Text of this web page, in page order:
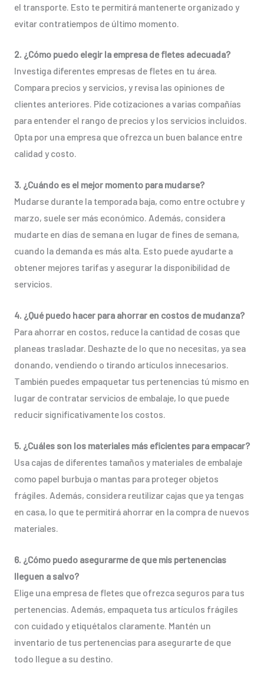
el transporte. Esto te permitirá mantenerte organizado y
evitar contratiempos de último momento.
2. ¿Cómo puedo elegir la empresa de fletes adecuada?
Investiga diferentes empresas de fletes en tu área.
Compara precios y servicios, y revisa las opiniones de
clientes anteriores. Pide cotizaciones a varias compañías
para entender el rango de precios y los servicios incluidos.
Opta por una empresa que ofrezca un buen balance entre
calidad y costo.
3. ¿Cuándo es el mejor momento para mudarse?
Mudarse durante la temporada baja, como entre octubre y
marzo, suele ser más económico. Además, considera
mudarte en días de semana en lugar de fines de semana,
cuando la demanda es más alta. Esto puede ayudarte a
obtener mejores tarifas y asegurar la disponibilidad de
servicios.
4. ¿Qué puedo hacer para ahorrar en costos de mudanza?
Para ahorrar en costos, reduce la cantidad de cosas que
planeas trasladar. Deshazte de lo que no necesitas, ya sea
donando, vendiendo o tirando artículos innecesarios.
También puedes empaquetar tus pertenencias tú mismo en
lugar de contratar servicios de embalaje, lo que puede
reducir significativamente los costos.
5. ¿Cuáles son los materiales más eficientes para empacar?
Usa cajas de diferentes tamaños y materiales de embalaje
como papel burbuja o mantas para proteger objetos
frágiles. Además, considera reutilizar cajas que ya tengas
en casa, lo que te permitirá ahorrar en la compra de nuevos
materiales.
6. ¿Cómo puedo asegurarme de que mis pertenencias
lleguen a salvo?
Elige una empresa de fletes que ofrezca seguros para tus
pertenencias. Además, empaqueta tus artículos frágiles
con cuidado y etiquétalos claramente. Mantén un
inventario de tus pertenencias para asegurarte de que
todo llegue a su destino.